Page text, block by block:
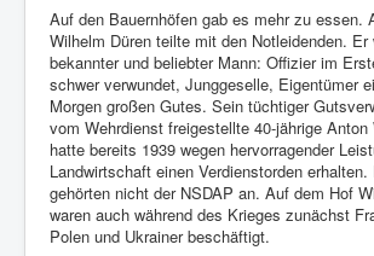
Auf den Bauernhöfen gab es mehr zu essen.
Wilhelm Düren teilte mit den Notleidenden. Er
bekannter und beliebter Mann: Offizier im
schwer verwundet, Junggeselle, Eigentümer
Morgen großen Gutes. Sein tüchtiger
vom Wehrdienst freigestellte 40-jährige Anton
hatte bereits 1939 wegen hervorragender
Landwirtschaft einen Verdienstorden
gehörten nicht der NSDAP an. Auf dem Hof
waren auch während des Krieges zunächst
Polen und Ukrainer beschäftigt.